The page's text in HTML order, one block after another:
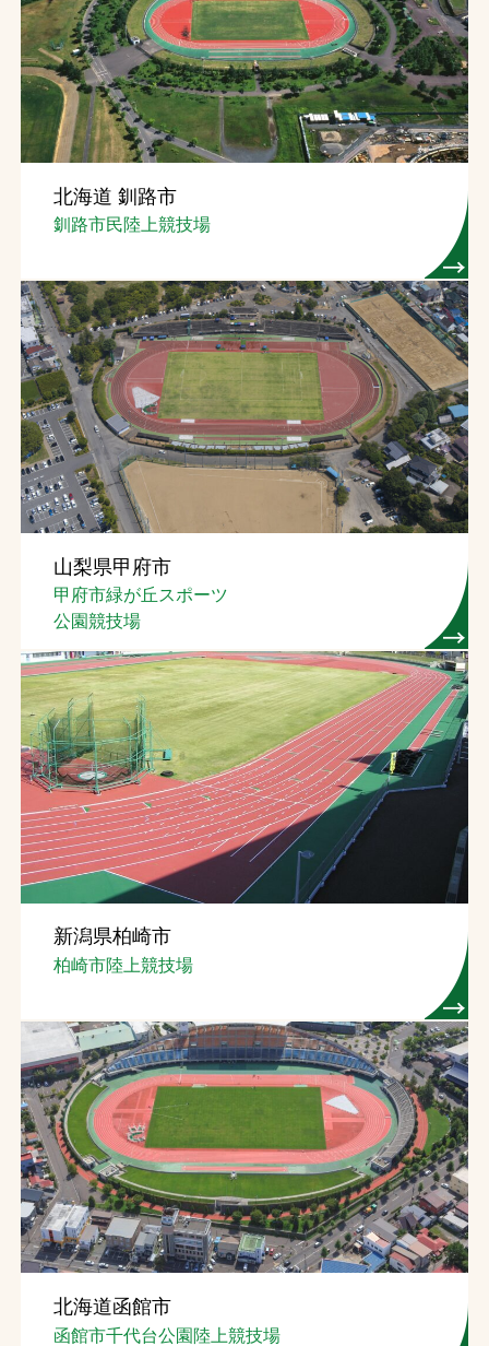
北海道 釧路市
釧路市民陸上競技場
山梨県甲府市
甲府市緑が丘スポーツ
公園競技場
新潟県柏崎市
柏崎市陸上競技場
北海道函館市
函館市千代台公園陸上競技場